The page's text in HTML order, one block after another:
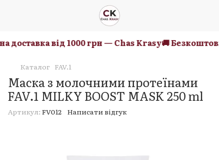
від 1000 грн — Chas Krasy🚚
Каталог FAV.1
Маска з молочними протеїнами
FAV.1 MILKY BOOST MASK 250 ml
Артикул: FV012 Написати відгук